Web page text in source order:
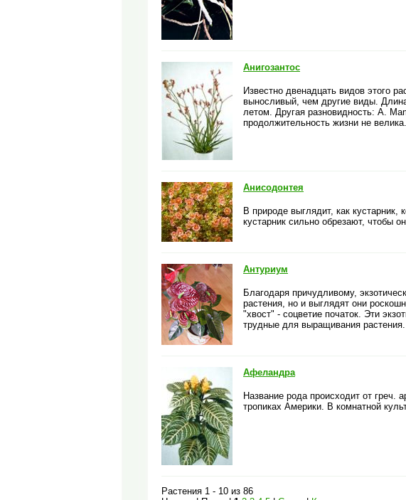
Анигозантос
Известно двенадцать видов этого
выносливый, чем другие виды.
летом. Другая разновидность: A.
продолжительность жизни не велика.
Анисодонтея
В природе выглядит, как
кустарник сильно обрезают, чтобы
Антуриум
Благодаря причудливому,
растения, но и выглядят они
"хвост" - соцветие початок. Эти
трудные для выращивания растения.
Афеландра
Название рода происходит от
тропиках Америки. В комнатной
Растения 1 - 10 из 86